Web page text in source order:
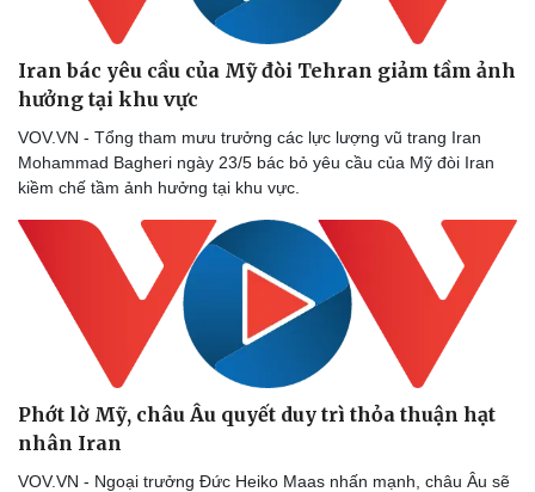
Iran bác yêu cầu của Mỹ đòi Tehran giảm tầm ảnh
hưởng tại khu vực
VOV.VN - Tổng tham mưu trưởng các lực lượng vũ trang Iran
Mohammad Bagheri ngày 23/5 bác bỏ yêu cầu của Mỹ đòi Iran
kiềm chế tầm ảnh hưởng tại khu vực.
Phớt lờ Mỹ, châu Âu quyết duy trì thỏa thuận hạt
nhân Iran
VOV.VN - Ngoại trưởng Đức Heiko Maas nhấn mạnh, châu Âu sẽ